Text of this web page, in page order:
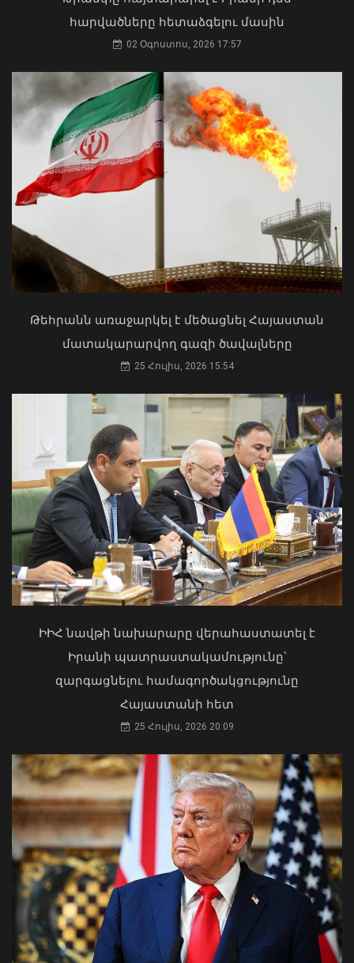
Որքան է էլեկտրական շարժիչով
տրանսպորտային միջոցների
մաքսատուրքի արտոնության
քվոտայի մնացորդը օգոստոսի 6-ի
դրությամբ
07 Օգոստոս, 2026 10:33
ՀՀ ԱԺ իններորդ գումարման առաջին
նստաշրջանը. ուղիղ
07 Օգոստոս, 2026 10:21
Հանցավոր խումբը 9 դրվագ
հաշմանդամություն ունեցող
անձանցից հափշտակել է 13.8 մլն
դրամ
07 Օգոստոս, 2026 10:10
Մկրտության արարողությունից հետո
Արտաշատում 14 մարդ թունավորման
ախտանիշներով դիմել է ԲԿ. ՀՎԿԱԿ
02 Օգոստոս, 2026 15:06
«Ուժեղ Հայաստան»-ը դեմ է
քվեարկելու ԱԺ նախագահի
պաշտոնում Ռուբեն Ռուբինյանի
03 Օգոստոս, 2026 13:13
Դուք 5 տարի ինձնից փախած եք ման
եկել. Կոնջորյանը՝ «Հայաստան»
դաշինքի պատգամավորներին
հարվածները հետաձգելու մասին
02 Օգոստոս, 2026 17:57
Թեհրանն առաջարկել է մեծացնել Հայաստան
մատակարարվող գազի ծավալները
25 Հուլիս, 2026 15:54
ԻԻՀ նավթի նախարարը վերահաստատել է
Իրանի պատրաստակամությունը՝
զարգացնելու համագործակցությունը
Հայաստանի հետ
25 Հուլիս, 2026 20:09